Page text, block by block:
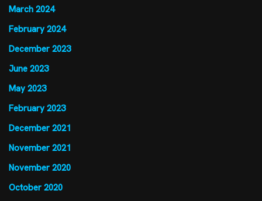
March 2024
February 2024
December 2023
June 2023
May 2023
February 2023
December 2021
November 2021
November 2020
October 2020